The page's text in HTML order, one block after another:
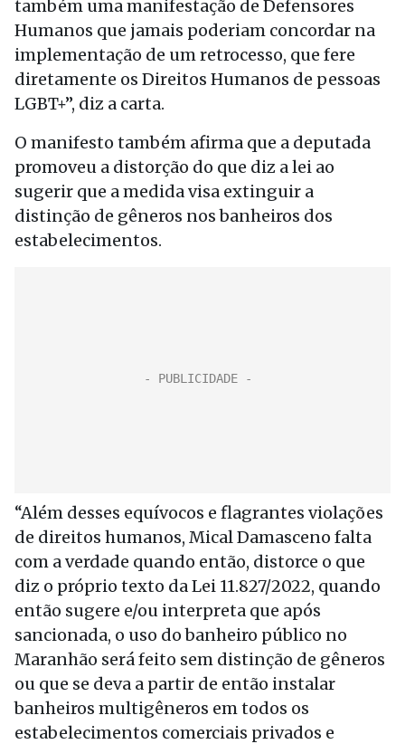
também uma manifestação de Defensores
Humanos que jamais poderiam concordar na
implementação de um retrocesso, que fere
diretamente os Direitos Humanos de pessoas
LGBT+”, diz a carta.
O manifesto também afirma que a deputada
promoveu a distorção do que diz a lei ao
sugerir que a medida visa extinguir a
distinção de gêneros nos banheiros dos
estabelecimentos.
“Além desses equívocos e flagrantes violações
de direitos humanos, Mical Damasceno falta
com a verdade quando então, distorce o que
diz o próprio texto da Lei 11.827/2022, quando
então sugere e/ou interpreta que após
sancionada, o uso do banheiro público no
Maranhão será feito sem distinção de gêneros
ou que se deva a partir de então instalar
banheiros multigêneros em todos os
estabelecimentos comerciais privados e